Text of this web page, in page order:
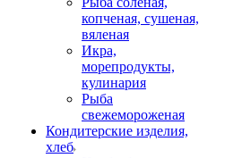
копченая, сушеная,
вяленая
Икра,
морепродукты,
кулинария
Рыба
свежемороженая
Кондитерские изделия,
хлеб